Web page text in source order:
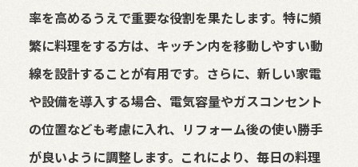
率を高めるうえで重要な役割を果たします。特に頻
繁に料理をする方は、キッチン内を移動しやすい動
線を設計することが有用です。さらに、新しい家電
や設備を導入する場合、電気容量やガスコンセント
の位置なども考慮に入れ、リフォーム後の使い勝手
が良いように調整します。これにより、毎日の料理